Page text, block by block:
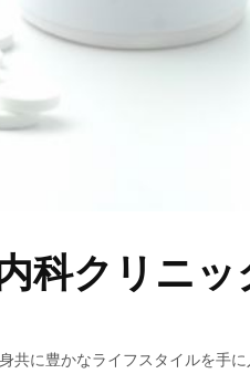
科クリニ
に豊かなライフスタイルを手に